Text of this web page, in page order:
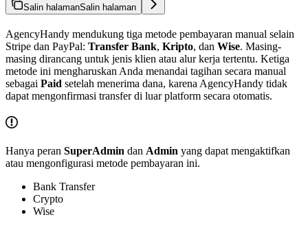
Salin halamanSalin halaman
AgencyHandy mendukung tiga metode pembayaran manual selain
Stripe dan PayPal: Transfer Bank, Kripto, dan Wise. Masing-
masing dirancang untuk jenis klien atau alur kerja tertentu. Ketiga
metode ini mengharuskan Anda menandai tagihan secara manual
sebagai Paid setelah menerima dana, karena AgencyHandy tidak
dapat mengonfirmasi transfer di luar platform secara otomatis.
Hanya peran SuperAdmin dan Admin yang dapat mengaktifkan
atau mengonfigurasi metode pembayaran ini.
Bank Transfer
Crypto
Wise